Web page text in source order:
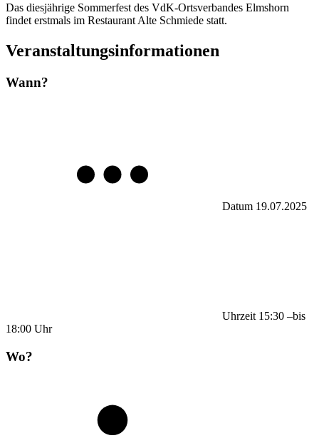
Das diesjährige Sommerfest des VdK-Ortsverbandes Elmshorn
findet erstmals im Restaurant Alte Schmiede statt.
Veranstaltungsinformationen
Wann?
Datum 19.07.2025
Uhrzeit 15:30 –bis
18:00 Uhr
Wo?